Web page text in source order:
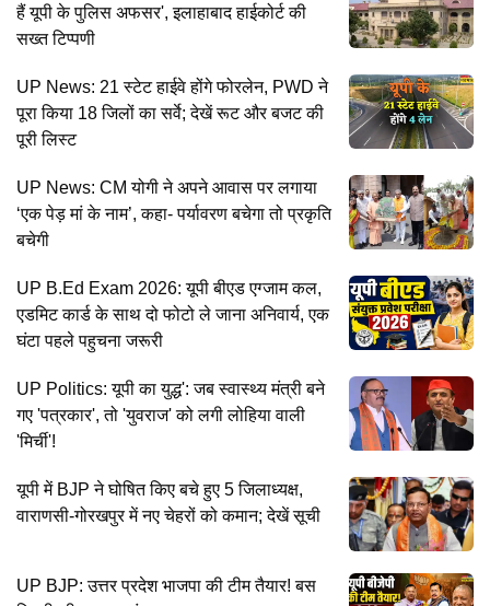
हैं यूपी के पुलिस अफसर', इलाहाबाद हाईकोर्ट की
सख्त टिप्पणी
UP News: 21 स्टेट हाईवे होंगे फोरलेन, PWD ने
पूरा किया 18 जिलों का सर्वे; देखें रूट और बजट की
पूरी लिस्ट
UP News: CM योगी ने अपने आवास पर लगाया
‘एक पेड़ मां के नाम’, कहा- पर्यावरण बचेगा तो प्रकृति
बचेगी
UP B.Ed Exam 2026: यूपी बीएड एग्जाम कल,
एडमिट कार्ड के साथ दो फोटो ले जाना अनिवार्य, एक
घंटा पहले पहुचना जरूरी
UP Politics: यूपी का युद्ध': जब स्वास्थ्य मंत्री बने
गए 'पत्रकार', तो 'युवराज' को लगी लोहिया वाली
'मिर्ची'!
यूपी में BJP ने घोषित किए बचे हुए 5 जिलाध्यक्ष,
वाराणसी-गोरखपुर में नए चेहरों को कमान; देखें सूची
UP BJP: उत्तर प्रदेश भाजपा की टीम तैयार! बस